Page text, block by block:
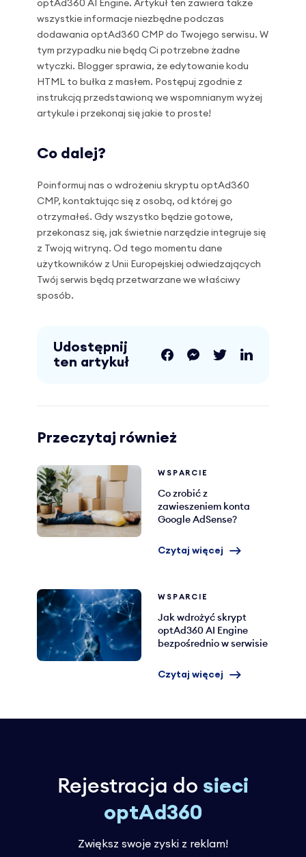
optAd360 AI Engine. Artykuł ten zawiera także
wszystkie informacje niezbędne podczas
dodawania optAd360 CMP do Twojego serwisu. W
tym przypadku nie będą Ci potrzebne żadne
wtyczki. Blogger sprawia, że edytowanie kodu
HTML to bułka z masłem. Postępuj zgodnie z
instrukcją przedstawioną we wspomnianym wyżej
artykule i przekonaj się jakie to proste!
Co dalej?
Poinformuj nas o wdrożeniu skryptu optAd360
CMP, kontaktując się z osobą, od której go
otrzymałeś. Gdy wszystko będzie gotowe,
przekonasz się, jak świetnie narzędzie integruje się
z Twoją witryną. Od tego momentu dane
użytkowników z Unii Europejskiej odwiedzających
Twój serwis będą przetwarzane we właściwy
sposób.
Udostępnij
ten artykuł
Przeczytaj również
WSPARCIE
Co zrobić z
zawieszeniem konta
Google AdSense?
Czytaj więcej
WSPARCIE
Jak wdrożyć skrypt
optAd360 AI Engine
bezpośrednio w serwisie
Czytaj więcej
Rejestracja do sieci
optAd360
Zwiększ swoje zyski z reklam!